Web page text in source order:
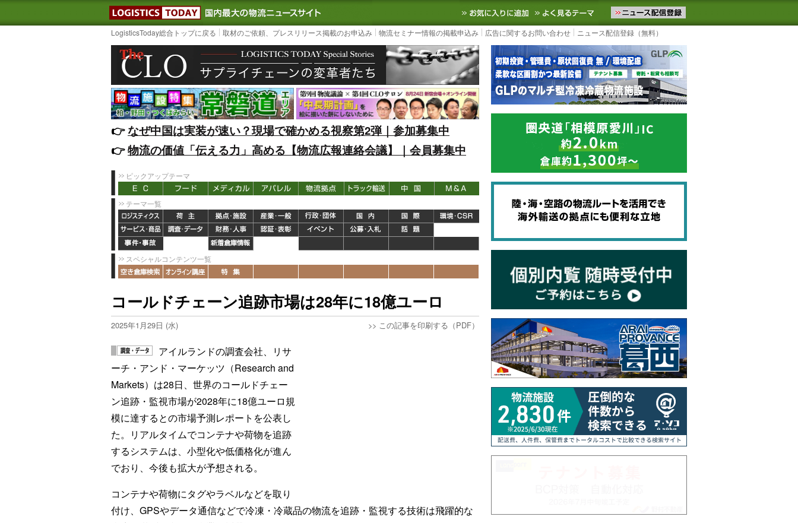
LOGISTICS TODAY｜国内最大の物流ニュースサイト3PL, SCMなど国内外の最新の物流ニュースをお届けします。物流ニュースメール配信を登録す
お気に入りに追加 よく見るテーマ
LogisticsToday総合トップに戻る 取材のご依頼、プレスリリース掲載のお申込み 物流セミナー情報の掲載申込み 広告に関するお問い合わせ ニュース配信登録（無料）
👉️なぜ中国は実装が速い？現場で確かめる視察第2弾｜参加募集中
👉️物流の価値「伝える力」高める【物流広報連絡会議】｜会員募集中
ピックアップテーマ
テーマ一覧
スペシャルコンテンツ一覧
コールドチェーン追跡市場は28年に18億ユーロ
2025年1月29日 (水) >> この記事を印刷する（PDF）
アイルランドの調査会社、リサ
ーチ・アンド・マーケッツ（Research and
Markets）は28日、世界のコールドチェー
ン追跡・監視市場が2028年に18億ユーロ規
模に達するとの市場予測レポートを公表し
た。リアルタイムでコンテナや荷物を追跡
するシステムは、小型化や低価格化が進ん
でおり、今後も拡大が予想される。
コンテナや荷物にタグやラベルなどを取り
付け、GPSやデータ通信などで冷凍・冷蔵品の物流を追跡・監視する技術は飛躍的な